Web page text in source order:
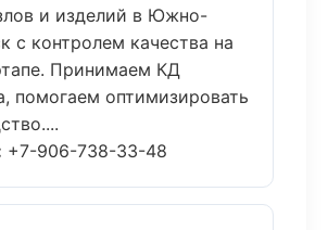
и изделий в Южно-
с контролем качества на
Принимаем КД
помогаем оптимизировать
+7-906-738-33-48